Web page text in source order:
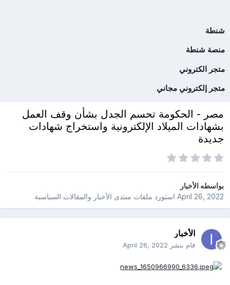
شنطة
منصة شنطة
متجر الكتروني
متجر إلكتروني مجاني
مصر - الحكومة تحسم الجدل بشأن وقف العمل
بشهادات الميلاد الإلكترونية واستخراج شهادات
جديدة
بواسطهالأخبار
April 26, 2022استورد ملفات منتدى الأخبار والمقالات السياسية
الأخبار
قام بنشر April 26, 2022